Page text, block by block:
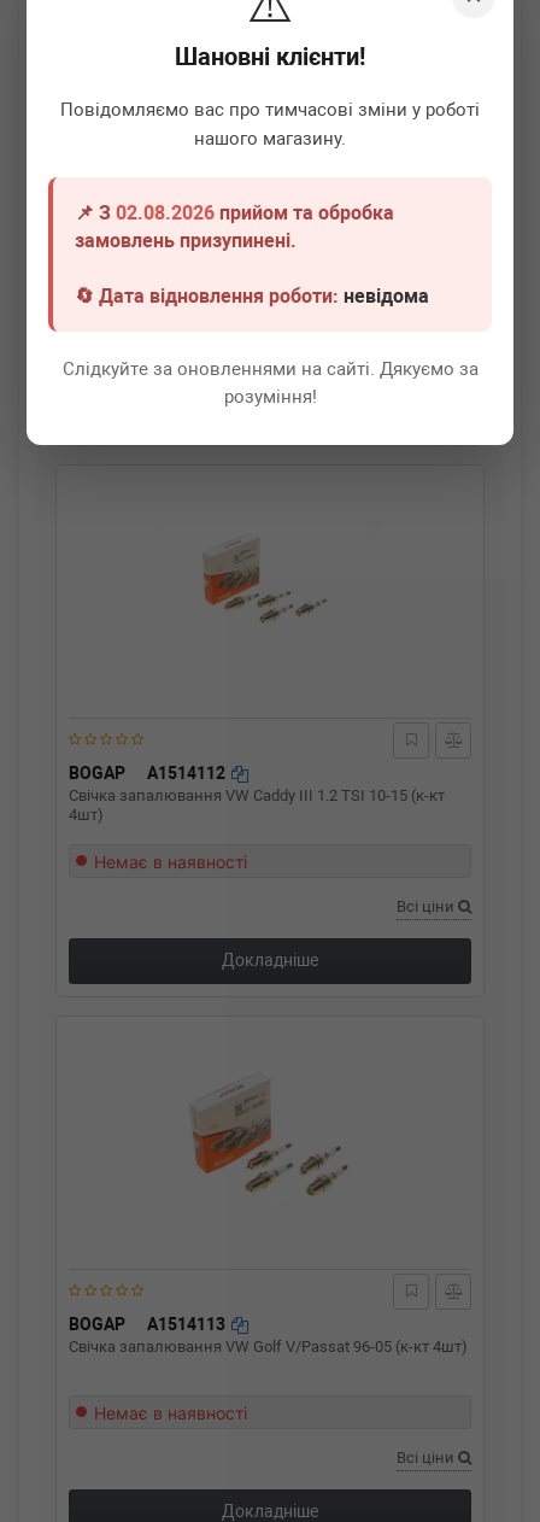
Шановні клієнти!
Повідомляємо вас про тимчасові зміни у роботі
нашого магазину.
📌 З02.08.2026 прийом та обробка
замовлень призупинені.
🔄 Дата відновлення роботи:невідома
Слідкуйте за оновленнями на сайті. Дякуємо за
розуміння!
BOGAP A1514109
Свічка запалювання VW T4 2.8 VR6 00-03
Немає в наявності
Докладніше
BOGAP A1514112
Свічка запалювання VW Caddy III 1.2 TSI 10-15 (к-кт
4шт)
Немає в наявності
Всі ціни
Докладніше
BOGAP A1514113
Свічка запалювання VW Golf V/Passat 96-05 (к-кт 4шт)
Немає в наявності
Всі ціни
Докладніше